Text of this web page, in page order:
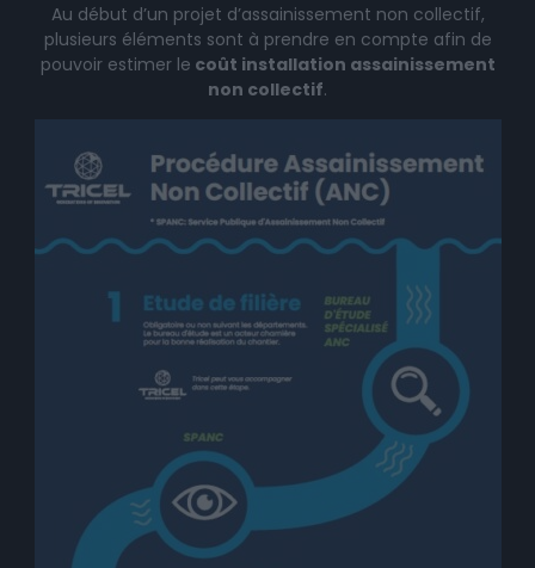
Au début d’un projet d’assainissement non collectif,
plusieurs éléments sont à prendre en compte afin de
pouvoir estimer le coût installation assainissement
non collectif.